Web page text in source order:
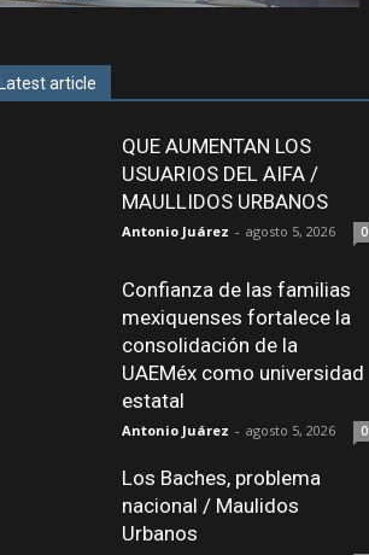
Latest article
QUE AUMENTAN LOS
USUARIOS DEL AIFA /
MAULLIDOS URBANOS
Antonio Juárez - agosto 5, 2026 0
Confianza de las familias
mexiquenses fortalece la
consolidación de la
UAEMéx como universidad
estatal
Antonio Juárez - agosto 5, 2026 0
Los Baches, problema
nacional / Maulidos
Urbanos